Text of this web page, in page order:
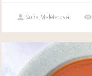
Soňa Maléterová